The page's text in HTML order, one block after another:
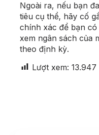
Ngoài ra, nếu bạn
tiêu cụ thể, hãy cố
chính xác để bạn
xem ngân sách của
theo định kỳ.
Lượt xem: 13.947